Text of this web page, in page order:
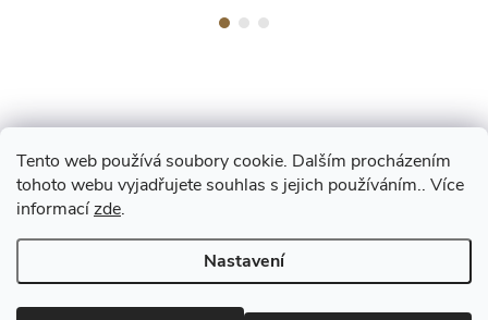
Tento web používá soubory cookie. Dalším procházením
tohoto webu vyjadřujete souhlas s jejich používáním.. Více
informacízde.
Nastavení
Z
á
pCopyright 2026www.vyrejeme.cz. Všechna práva vyhrazena.Upravit
nastavení cookies